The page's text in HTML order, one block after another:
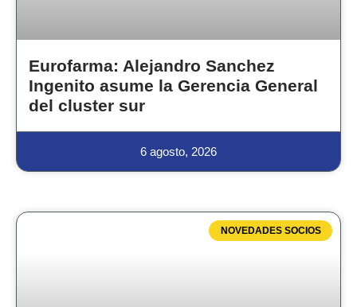
Eurofarma: Alejandro Sanchez
Ingenito asume la Gerencia General
del cluster sur
6 agosto, 2026
NOVEDADES SOCIOS